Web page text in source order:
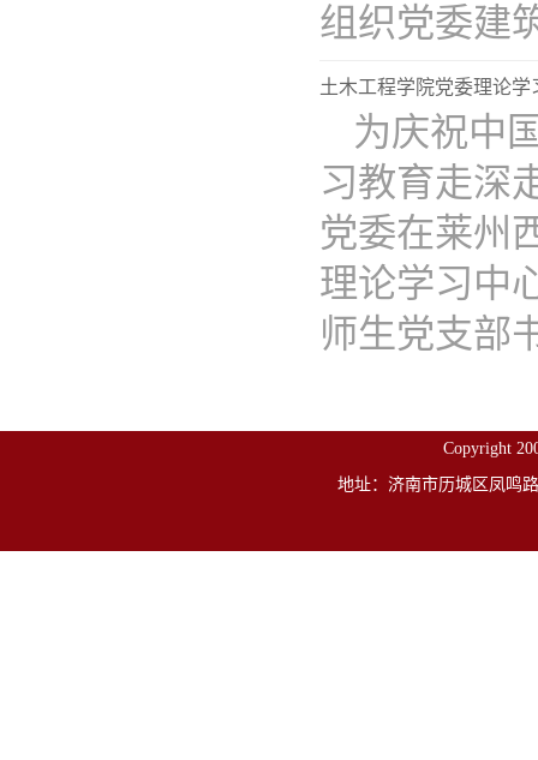
组织党委建
土木工程学院党委理论
为庆祝中
习教育走深
党委在莱州
理论学习中
师生党支部
Copyright
地址：济南市历城区凤鸣